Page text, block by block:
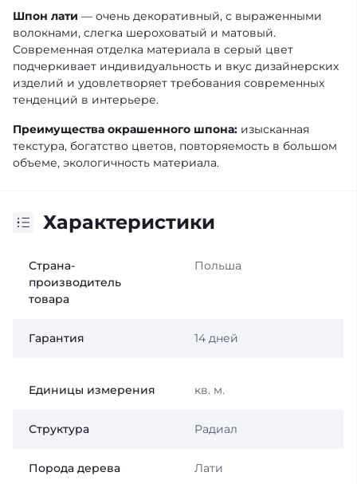
Шпон лати — очень декоративный, с выраженными
волокнами, слегка шероховатый и матовый.
Современная отделка материала в серый цвет
подчеркивает индивидуальность и вкус дизайнерских
изделий и удовлетворяет требования современных
тенденций в интерьере.
Преимущества окрашенного шпона: изысканная
текстура, богатство цветов, повторяемость в большом
объеме, экологичность материала.
Характеристики
Страна-
производитель
товара
Польша
Гарантия 14 дней
Единицы измерения кв. м.
Структура Радиал
Порода дерева Лати